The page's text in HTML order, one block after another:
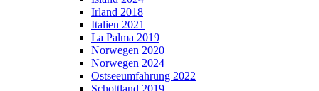
Irland 2018
Italien 2021
La Palma 2019
Norwegen 2020
Norwegen 2024
Ostseeumfahrung 2022
Schottland 2019